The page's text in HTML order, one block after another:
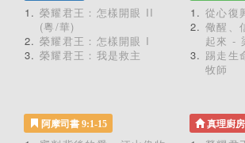
榮耀君王：怎樣開眼 II
(粵/華)
榮耀君王：怎樣開眼 I
榮耀君王：我是救主
從心復
儆醒、
起來 -
踢走生
牧師
阿摩司書 9:1-15 真理廚房